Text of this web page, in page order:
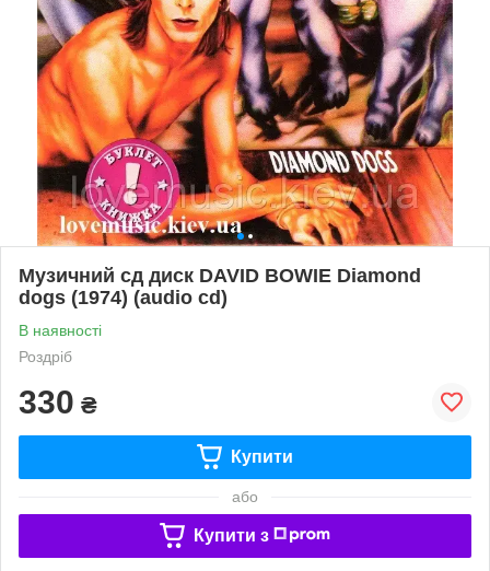
Музичний сд диск DAVID BOWIE Diamond
dogs (1974) (audio cd)
В наявності
Роздріб
330 ₴
Купити
або
Купити з